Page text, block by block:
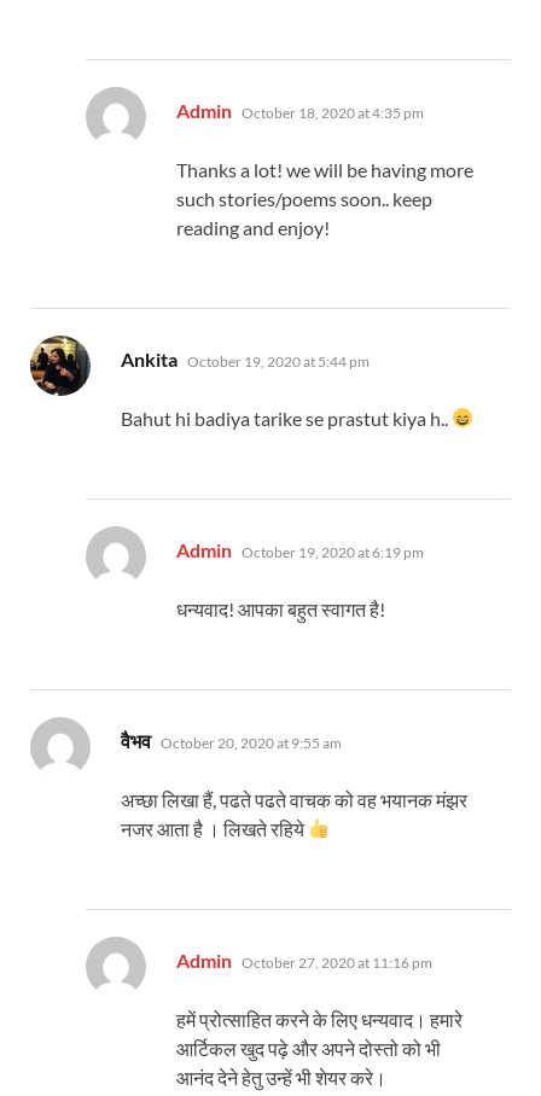
Admin says:
October 18, 2020 at 4:35 pm
Thanks a lot! we will be having more
such stories/poems soon.. keep
reading and enjoy!
Ankita says:
October 19, 2020 at 5:44 pm
Bahut hi badiya tarike se prastut kiya h..
Admin says:
October 19, 2020 at 6:19 pm
धन्यवाद! आपका बहुत स्वागत है!
वैभव says:
October 20, 2020 at 9:55 am
अच्छा लिखा हैं, पढते पढते वाचक को वह भयानक मंझर
नजर आता है । लिखते रहिये
Admin says:
October 27, 2020 at 11:16 pm
हमें प्रोत्साहित करने के लिए धन्यवाद। हमारे
आर्टिकल खुद पढ़े और अपने दोस्तो को भी
आनंद देने हेतु उन्हें भी शेयर करे।